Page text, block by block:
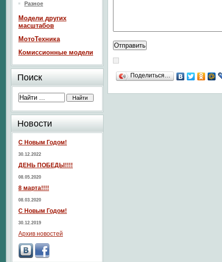
Поделиться…
Разное
Модели других
масштабов
МотоТехника
Комиссионные модели
Поиск
Новости
С Новым Годом!
30.12.2022
ДЕНЬ ПОБЕДЫ!!!!
08.05.2020
8 марта!!!!
08.03.2020
С Новым Годом!
30.12.2019
Архив новостей